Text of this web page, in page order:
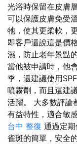
光浴時保留在皮膚
可以保護皮膚免受
牠，使其更柔軟，
即客戶還說這是價
濕，防止老年景點
當他被申請時，他
季，還建議使用SPF
噴霧劑，而且還建
活躍。 大多數評論
有益特性，適合敏
台中 整復 通過定
雀斑的簡單，安全